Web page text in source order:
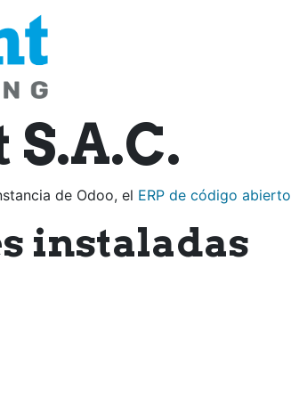
de Odoo, el ERP de código abierto
instaladas